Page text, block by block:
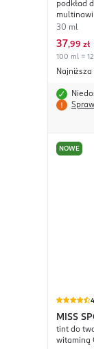
podkład
30 ml
37,99 zł
100 ml =
Najniższa
NOWE
MISS
Perfect
tint do
witaminą